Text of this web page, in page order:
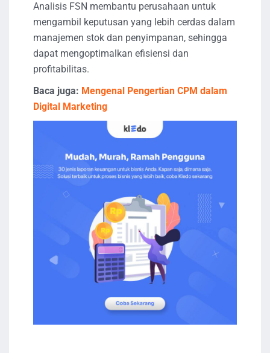
Analisis FSN membantu perusahaan untuk
mengambil keputusan yang lebih cerdas dalam
manajemen stok dan penyimpanan, sehingga
dapat mengoptimalkan efisiensi dan
profitabilitas.
Baca juga: Mengenal Pengertian CPM dalam
Digital Marketing